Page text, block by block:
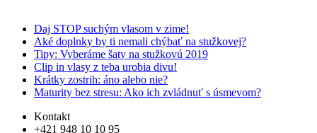
Daj STOP suchým vlasom v zime!
Aké doplnky by ti nemali chýbať na stužkovej?
Tipy: Vyberáme šaty na stužkovú 2019
Clip in vlasy z teba urobia divu!
Krátky zostrih: áno alebo nie?
Maturity bez stresu: Ako ich zvládnuť s úsmevom?
Kontakt
+421 948 10 10 95